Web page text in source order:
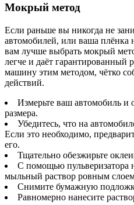
Мокрый метод
Если раньше вы никогда не
автомобилей, или ваша плёнка
вам лучше выбрать мокрый
легче и даёт гарантированный
машину этим методом, чётко
действий.
Измерьте ваш автомобиль и
размера.
Убедитесь, что на
Если это необходимо,
его.
Тщательно обезжирьте
С помощью пульверизатора
мыльный раствор ровным
Снимите бумажную
Равномерно нанесите